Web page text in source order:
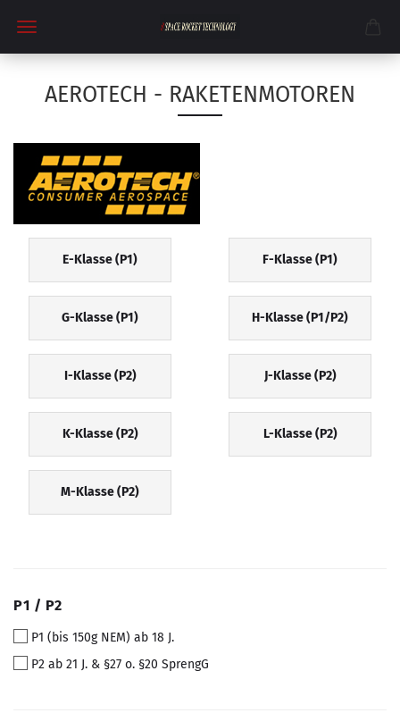
AEROTECH - RAKETENMOTOREN
E-Klasse (P1) F-Klasse (P1)
G-Klasse (P1) H-Klasse (P1/P2)
I-Klasse (P2) J-Klasse (P2)
K-Klasse (P2) L-Klasse (P2)
M-Klasse (P2)
P1
P2
P1 / P2
P1 (bis 150g NEM) ab 18 J.
P2 ab 21 J. & §27 o. §20 SprengG